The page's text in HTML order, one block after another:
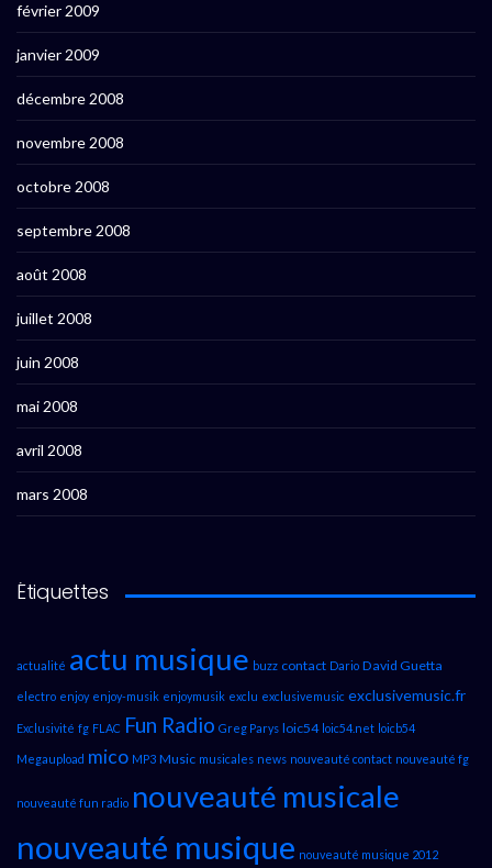
février 2009
janvier 2009
décembre 2008
novembre 2008
octobre 2008
septembre 2008
août 2008
juillet 2008
juin 2008
mai 2008
avril 2008
mars 2008
Étiquettes
actualité actu musique buzz contact Dario David Guetta
electro enjoy enjoy-musik enjoymusik exclu exclusivemusic exclusivemusic.fr
Exclusivité fg FLAC Fun Radio Greg Parys loic54 loic54.net loicb54
Megaupload mico MP3 Music musicales news nouveauté contact nouveauté fg
nouveauté fun radio nouveauté musicale
nouveauté musique nouveauté musique 2012